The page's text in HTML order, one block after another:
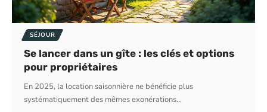
SÉJOUR
Se lancer dans un gîte : les clés et options
pour propriétaires
En 2025, la location saisonnière ne bénéficie plus
systématiquement des mêmes exonérations…